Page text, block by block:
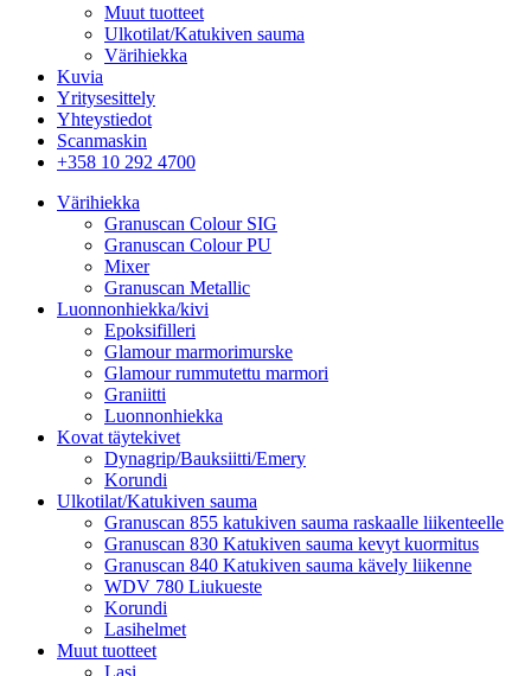
Muut tuotteet
Ulkotilat/Katukiven sauma
Värihiekka
Kuvia
Yritysesittely
Yhteystiedot
Scanmaskin
+358 10 292 4700
Värihiekka
Granuscan Colour SIG
Granuscan Colour PU
Mixer
Granuscan Metallic
Luonnonhiekka/kivi
Epoksifilleri
Glamour marmorimurske
Glamour rummutettu marmori
Graniitti
Luonnonhiekka
Kovat täytekivet
Dynagrip/Bauksiitti/Emery
Korundi
Ulkotilat/Katukiven sauma
Granuscan 855 katukiven sauma raskaalle liikenteelle
Granuscan 830 Katukiven sauma kevyt kuormitus
Granuscan 840 Katukiven sauma kävely liikenne
WDV 780 Liukueste
Korundi
Lasihelmet
Muut tuotteet